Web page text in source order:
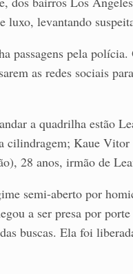
luxo, levantando
passagens pela
as redes sociais
a quadrilha estão
cilindragem; Kaue
28 anos, irmão de
semi-aberto por
a ser presa por
buscas. Ela foi